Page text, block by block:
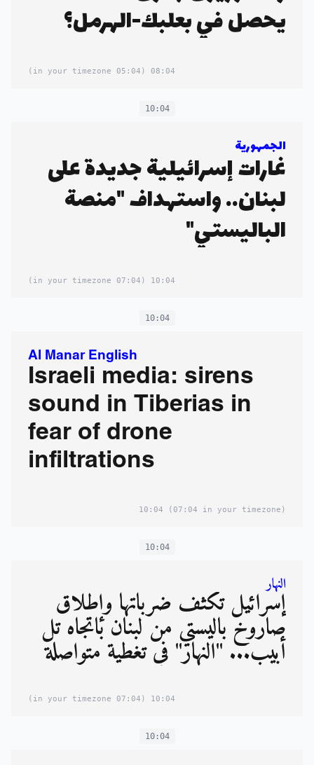
يحصل في بعلبك-الهرمل؟
08:04
(05:04 in your timezone)
10:04
الجمهورية
غارات إسرائيلية جديدة على
لبنان.. واستهداف "منصة
الباليستي"
10:04
(07:04 in your timezone)
10:04
Al Manar English
Israeli media: sirens
sound in Tiberias in
fear of drone
infiltrations
10:04 (07:04 in your timezone)
10:04
النهار
إسرائيل تكثّف ضرباتها وإطلاق
صاروخ باليستي من لبنان باتجاه تل
أبيب... "النهار" في تغطية متواصلة
10:04
(07:04 in your timezone)
10:04